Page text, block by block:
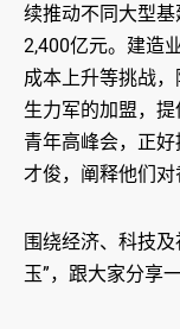
续推动不同大型
2,400亿元。建造
成本上升等挑战
生力军的加盟，
青年高峰会，正
才俊，阐释他们对
围绕经济、科技及
玉”，跟大家分享